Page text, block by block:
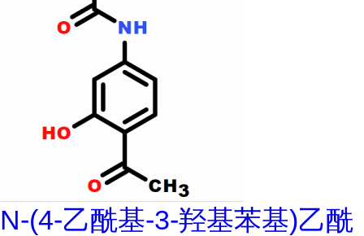
N-(4-乙酰基-3-羟基苯基)乙酰